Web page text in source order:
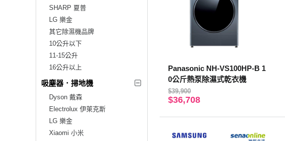
SHARP 夏普
LG 樂金
其它除濕機品牌
10公升以下
11-15公升
16公升以上
吸塵器．掃地機
Dyson 戴森
Electrolux 伊萊克斯
LG 樂金
Xiaomi 小米
Panasonic NH-VS100HP-B 1
0公斤熱泵除濕式乾衣機
$39,900
$36,708